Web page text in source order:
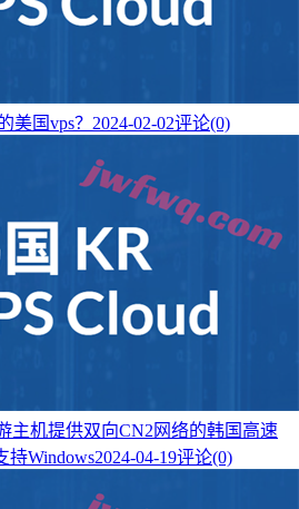
美国vps？ 2024-02-02评论(0)
主机提供双向CN2网络的韩国高速
持Windows2024-04-19评论(0)